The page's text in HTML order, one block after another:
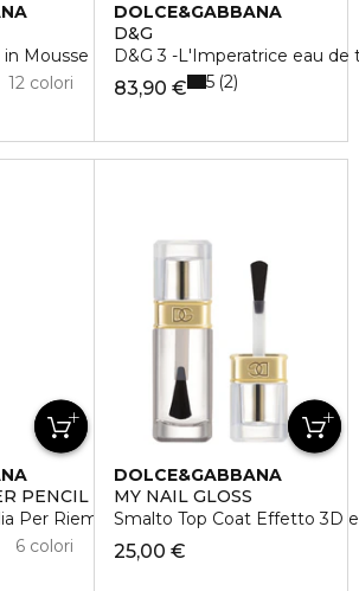
Mousse
12 colori
DOLCE&GABBANA
D&G
D&G 3 -L'Imperatrice eau de
83,90 € 5 2
PENCIL
Per Riempire E Modellare A Tenuta 16H
6 colori
DOLCE&GABBANA
MY NAIL GLOSS
Smalto Top Coat Effetto 3D
25,00 €